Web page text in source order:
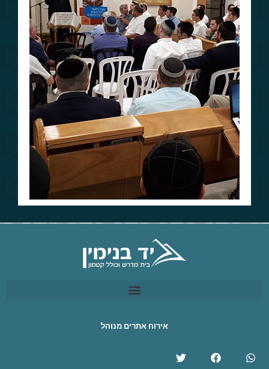
אירוח אתרים מנוהל